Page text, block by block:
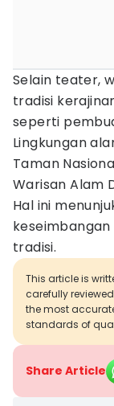
Selain teater,
tradisi
seperti
Lingkungan
Taman
Warisan Alam
Hal ini
tradisi.
This article is
carefully
the most
standards of
Share Article